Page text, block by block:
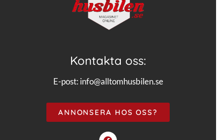
Kontakta oss:
E-post: info@alltomhusbilen.se
ANNONSERA HOS OSS?